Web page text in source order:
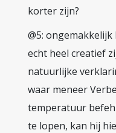
korter zijn?
@5:
echt heel creatief
natuurlijke
waar meneer
temperatuur
te lopen, kan hij